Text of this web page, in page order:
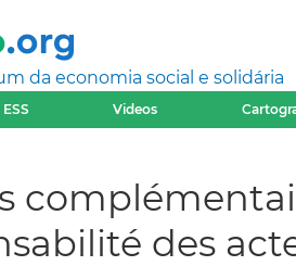
da economia social e solidária
Videos
des